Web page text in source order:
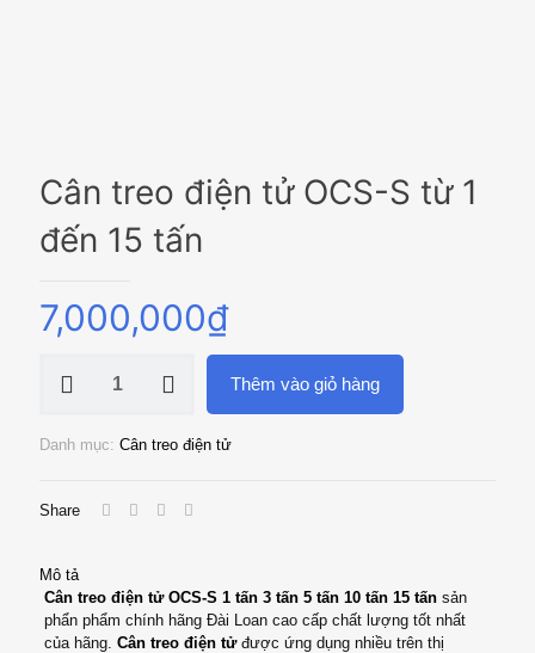
Cân treo điện tử OCS-S từ 1
đến 15 tấn
7,000,000₫
OCS-
từ
15
tấn
số
lượng
Thêm vào giỏ hàng
Danh mục: Cân treo điện tử
Share
Mô tả
Cân treo điện tử OCS-S 1 tấn 3 tấn 5 tấn 10 tấn 15 tấnsản
phẩn phẩm chính hãng Đài Loan cao cấp chất lượng tốt nhất
của hãng. Cân treo điện tửđược ứng dụng nhiều trên thị